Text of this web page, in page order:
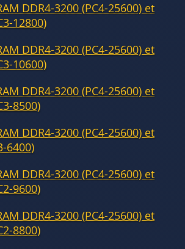
DDR4-3200 (PC4-25600) et
12800)
DDR4-3200 (PC4-25600) et
10600)
DDR4-3200 (PC4-25600) et
8500)
DDR4-3200 (PC4-25600) et
6400)
DDR4-3200 (PC4-25600) et
9600)
DDR4-3200 (PC4-25600) et
8800)